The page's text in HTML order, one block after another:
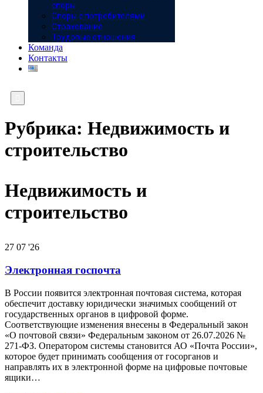
споры
Споры с потребителями
Страхование
Трудовые отношения
Команда
Контакты
Рубрика: Недвижимость и
строительство
Недвижимость и
строительство
27 07 '26
Электронная госпочта
В России появится электронная почтовая система, которая
обеспечит доставку юридически значимых сообщений от
государственных органов в цифровой форме.
Соответствующие изменения внесены в Федеральный закон
«О почтовой связи» Федеральным законом от 26.07.2026 №
271-ФЗ. Оператором системы становится АО «Почта России»,
которое будет принимать сообщения от госорганов и
направлять их в электронной форме на цифровые почтовые
ящики…